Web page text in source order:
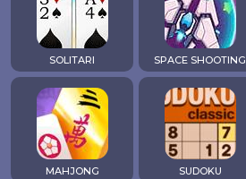
SOLITARI SPACE SHOOTING
MAHJONG SUDOKU